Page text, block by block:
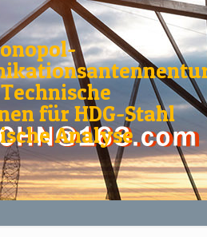
für HDG-Stahl
Analyse